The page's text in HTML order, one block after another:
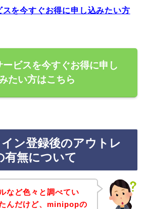
を今すぐお得に申し込みたい方
ビスを今すぐお得に申し
たい方はこちら
ン登録後のアウトレ
有無について
など色々と調べてい
んだけど、minipopの